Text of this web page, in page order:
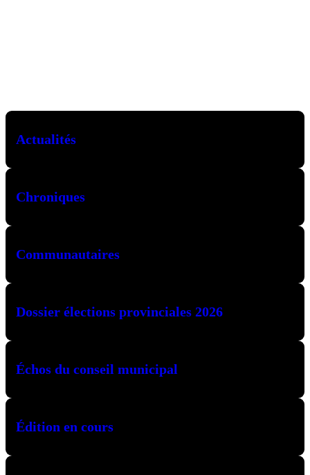
Actualités
Chroniques
Communautaires
Dossier élections provinciales 2026
Échos du conseil municipal
Édition en cours